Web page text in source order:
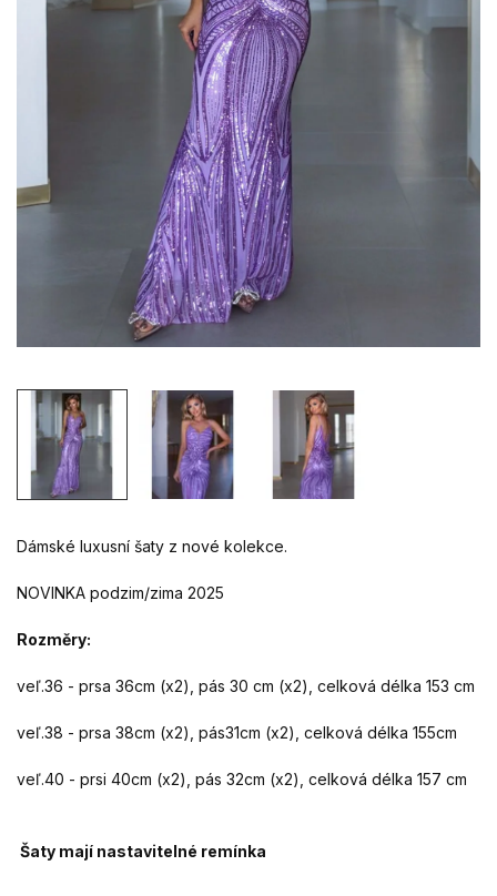
Dámské luxusní šaty z nové kolekce.
NOVINKA podzim/zima 2025
Rozměry:
veľ.36 - prsa 36cm (x2), pás 30 cm (x2), celková délka 153 cm
veľ.38 - prsa 38cm (x2), pás31cm (x2), celková délka 155cm
veľ.40 - prsi 40cm (x2), pás 32cm (x2), celková délka 157 cm
Šaty mají nastavitelné remínka